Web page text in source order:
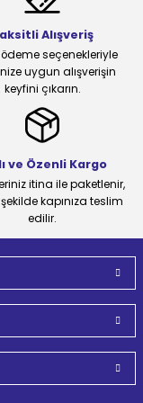
Alışveriş
seçenekleriyle
uygun alışverişin
keyfini çıkarın.
ve Özenli Kargo
itina ile paketlenir,
şekilde kapınıza teslim
edilir.